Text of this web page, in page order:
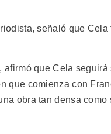
señaló que Cela
que Cela seguirá
que comienza con
obra tan densa como